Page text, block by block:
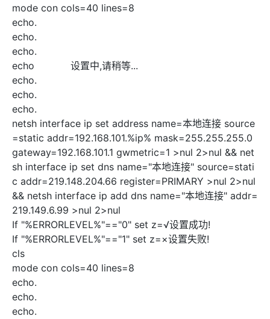
mode con cols=40 lines=8
echo.
echo.
echo.
echo
设置中,请稍等...
echo.
echo.
echo.
netsh interface ip set address name=本地连接 source
=static addr=192.168.101.%ip% mask=255.255.255.0
gateway=192.168.101.1 gwmetric=1 >nul 2>nul && net
sh interface ip set dns name="本地连接" source=stati
c addr=219.148.204.66 register=PRIMARY >nul 2>nul
&& netsh interface ip add dns name="本地连接" addr=
219.149.6.99 >nul 2>nul
If "%ERRORLEVEL%"=="0" set z=√设置成功!
If "%ERRORLEVEL%"=="1" set z=×设置失败!
cls
mode con cols=40 lines=8
echo.
echo.
echo.